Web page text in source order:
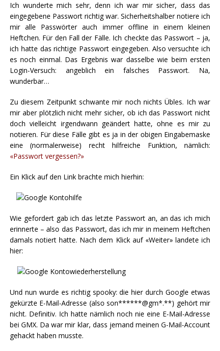
Ich wunderte mich sehr, denn ich war mir sicher, dass das
eingegebene Passwort richtig war. Sicherheitshalber notiere ich
mir alle Passwörter auch immer offline in einem kleinen
Heftchen. Für den Fall der Fälle. Ich checkte das Passwort – ja,
ich hatte das richtige Passwort eingegeben. Also versuchte ich
es noch einmal. Das Ergebnis war dasselbe wie beim ersten
Login-Versuch: angeblich ein falsches Passwort. Na,
wunderbar…
Zu diesem Zeitpunkt schwante mir noch nichts Übles. Ich war
mir aber plötzlich nicht mehr sicher, ob ich das Passwort nicht
doch vielleicht irgendwann geändert hatte, ohne es mir zu
notieren. Für diese Fälle gibt es ja in der obigen Eingabemaske
eine (normalerweise) recht hilfreiche Funktion, nämlich:
«Passwort vergessen?»
Ein Klick auf den Link brachte mich hierhin:
Wie gefordert gab ich das letzte Passwort an, an das ich mich
erinnerte – also das Passwort, das ich mir in meinem Heftchen
damals notiert hatte. Nach dem Klick auf «Weiter» landete ich
hier:
Und nun wurde es richtig spooky: die hier durch Google etwas
gekürzte E-Mail-Adresse (also son******@gm*.**) gehört mir
nicht. Definitiv. Ich hatte nämlich noch nie eine E-Mail-Adresse
bei GMX. Da war mir klar, dass jemand meinen G-Mail-Account
gehackt haben musste.